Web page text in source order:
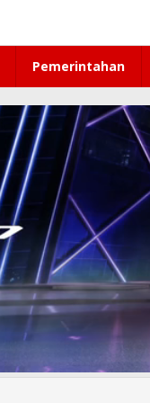
Pemerintahan